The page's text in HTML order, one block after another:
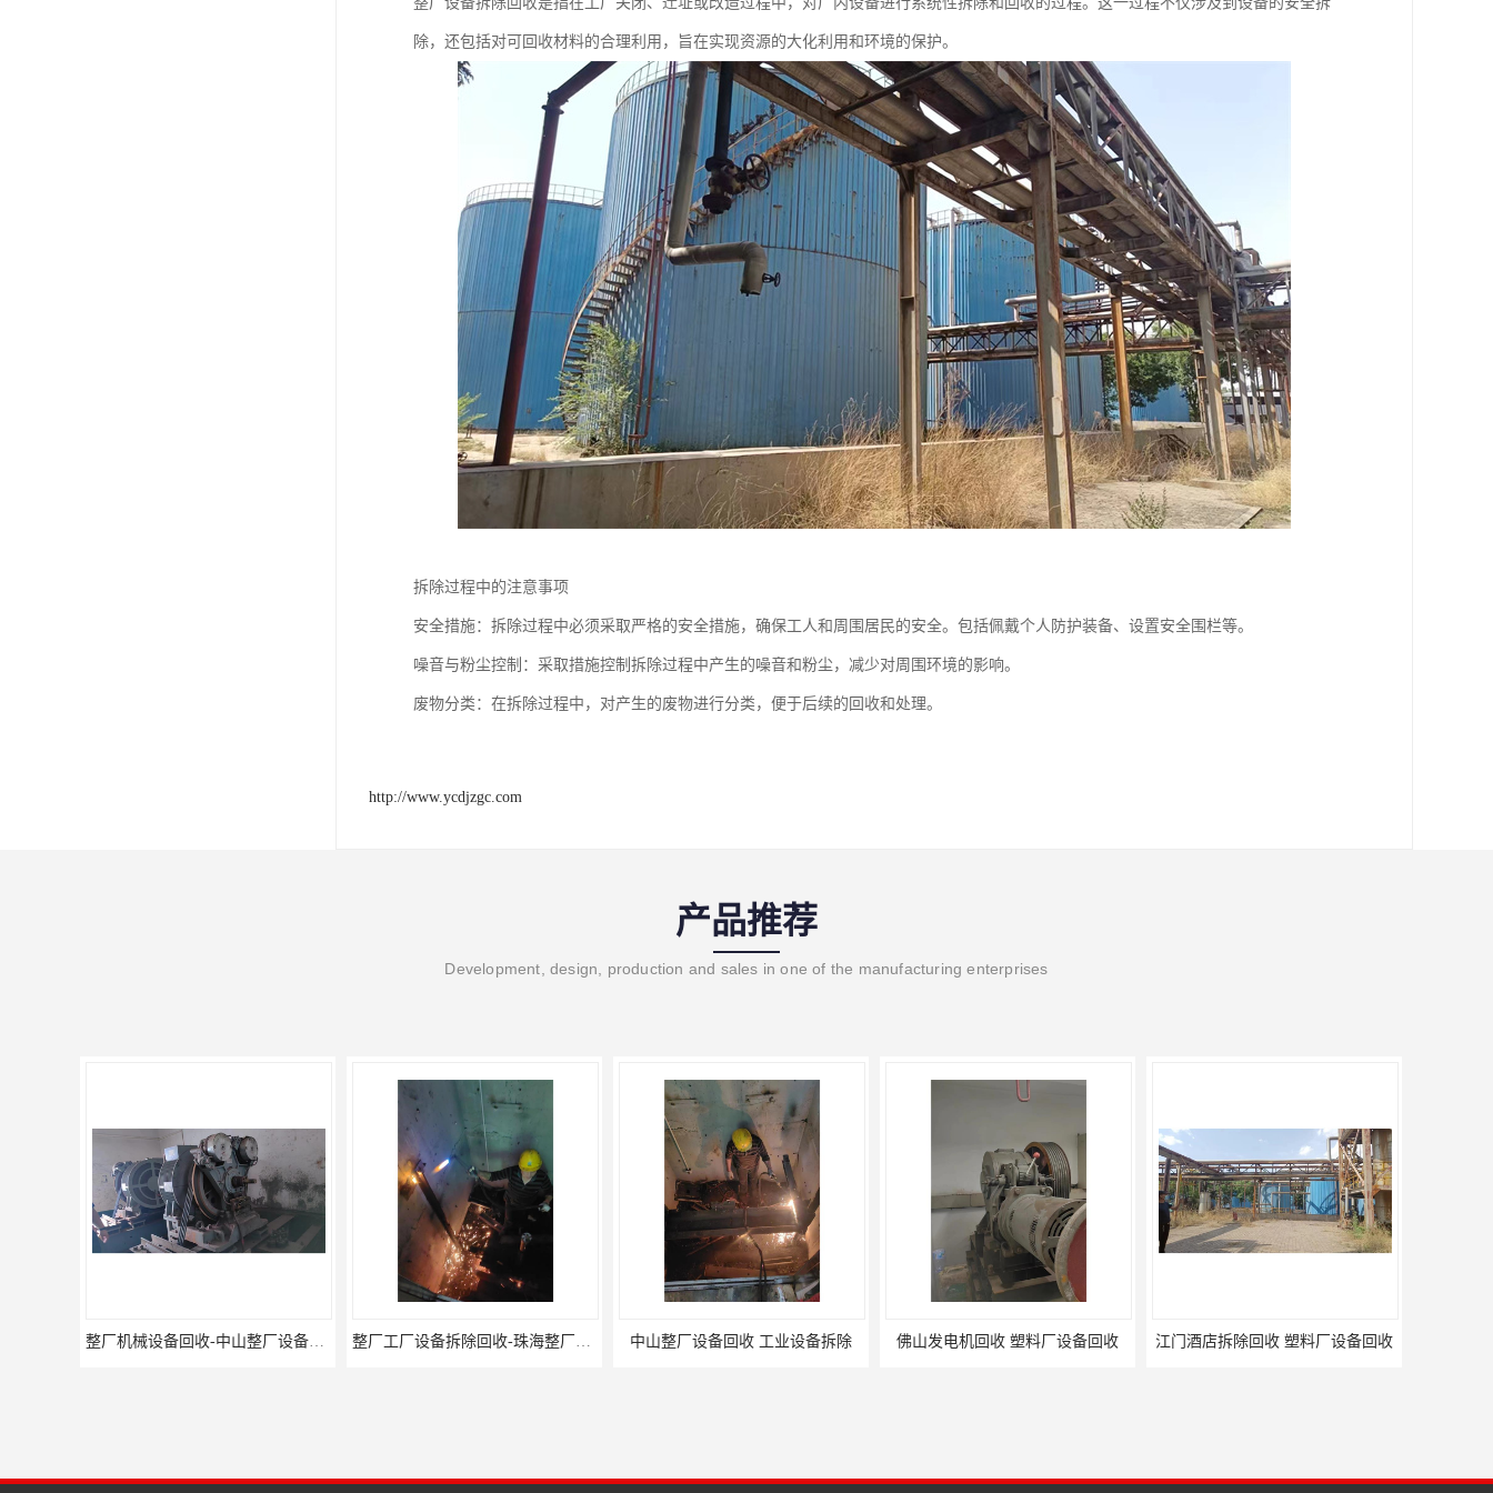
除，还包括对可回收材料的合理利用，旨在实现资源的大化利用和环境的保护。
拆除过程中的注意事项
安全措施：拆除过程中必须采取严格的安全措施，确保工人和周围居民的安全。包括佩戴个人防护装备、设置安全围栏等。
噪音与粉尘控制：采取措施控制拆除过程中产生的噪音和粉尘，减少对周围环境的影响。
废物分类：在拆除过程中，对产生的废物进行分类，便于后续的回收和处理。
http://www.ycdjzgc.com
产品推荐
Development, design, production and sales in one of the manufacturing enterprises
整厂工厂设备拆除回收-珠海整厂设备拆除回收 中山整厂设备回收 工业设备拆除 佛山发电机回收 塑料厂设备回收 江门酒店拆除回收 塑料厂设备回收 惠州变压器回收 汽车厂设备拆除